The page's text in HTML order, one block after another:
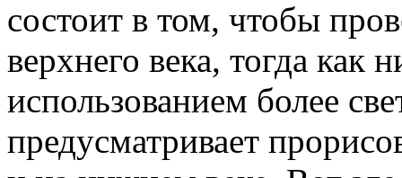
состоит в том, чтобы
верхнего века, тогда как
использованием более
предусматривает